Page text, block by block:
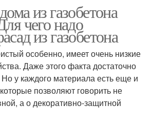
из газобетона
чего надо
из газобетона
особенно, имеет очень низкие
Даже этого факта достаточно
у каждого материала есть еще и
позволяют говорить не
а о декоративно-защитной